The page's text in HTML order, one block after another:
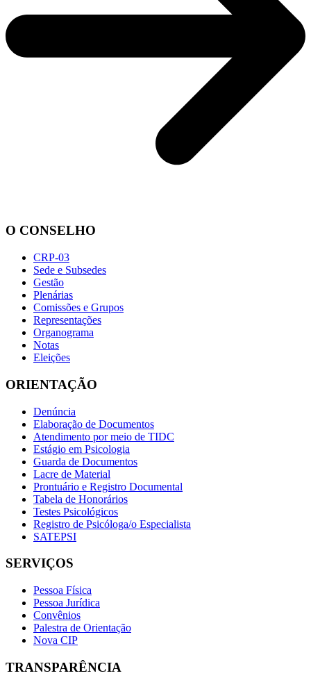
O CONSELHO
CRP-03
Sede e Subsedes
Gestão
Plenárias
Comissões e Grupos
Representações
Organograma
Notas
Eleições
ORIENTAÇÃO
Denúncia
Elaboração de Documentos
Atendimento por meio de TIDC
Estágio em Psicologia
Guarda de Documentos
Lacre de Material
Prontuário e Registro Documental
Tabela de Honorários
Testes Psicológicos
Registro de Psicóloga/o Especialista
SATEPSI
SERVIÇOS
Pessoa Física
Pessoa Jurídica
Convênios
Palestra de Orientação
Nova CIP
TRANSPARÊNCIA